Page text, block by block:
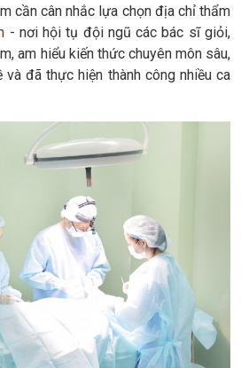
cần cân nhắc lựa chọn địa chỉ thẩm
- nơi hội tụ đội ngũ các bác sĩ giỏi,
am hiểu kiến thức chuyên môn sâu,
và đã thực hiện thành công nhiều ca